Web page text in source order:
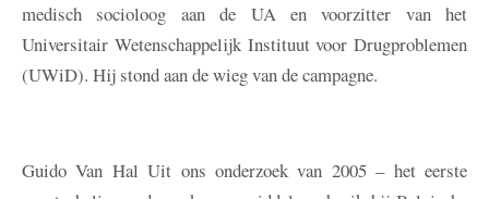
medisch socioloog aan de UA en voorzitter van het
Universitair Wetenschappelijk Instituut voor Drugproblemen
(UWiD). Hij stond aan de wieg van de campagne.
Guido Van Hal Uit ons onderzoek van 2005 – het eerste